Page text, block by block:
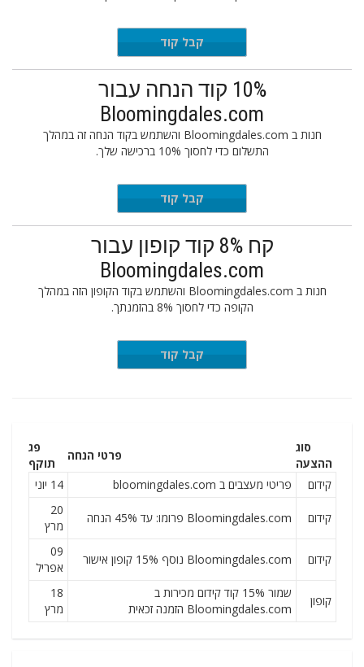
AVEMOREקבל קוד
10% קוד הנחה עבור
Bloomingdales.com
חנות ב Bloomingdales.com והשתמש בקוד הנחה זה במהלך
התשלום כדי לחסוך 10% ברכישה שלך.
EXTRA10קבל קוד
קח 8% קוד קופון עבור
Bloomingdales.com
חנות ב Bloomingdales.com והשתמש בקוד הקופון הזה במהלך
הקופה כדי לחסוך 8% בהזמנתך.
קבל קוד
סוג
ההצעה
פרטי הנחה
פג
תוקף
קידום
פריטי מעצבים ב bloomingdales.com 14 יוני
קידום Bloomingdales.com פרומו: עד 45% הנחה
20
מרץ
קידום Bloomingdales.com נוסף 15% קופון אישור
09
אפריל
קופון
שמור 15% קוד קידום מכירות ב
Bloomingdales.com הזמנה זכאית
18
מרץ